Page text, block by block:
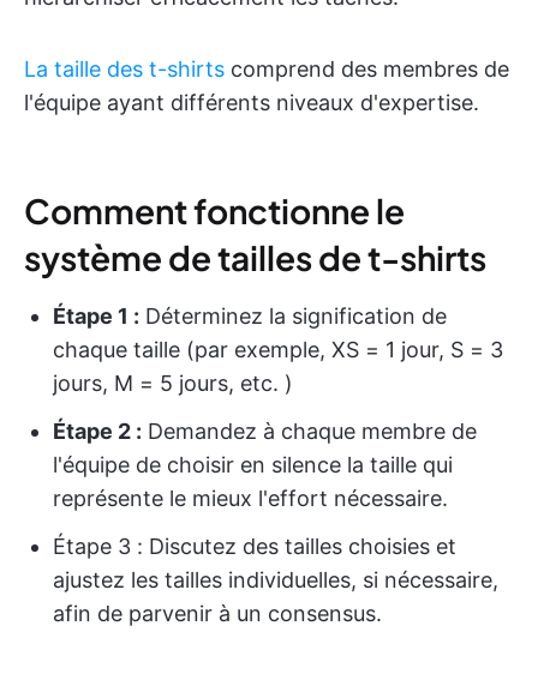
La taille des t-shirts comprend des membres de
l'équipe ayant différents niveaux d'expertise.
Comment fonctionne le
système de tailles de t-shirts
Étape 1 : Déterminez la signification de
chaque taille (par exemple, XS = 1 jour, S = 3
jours, M = 5 jours, etc. )
Étape 2 : Demandez à chaque membre de
l'équipe de choisir en silence la taille qui
représente le mieux l'effort nécessaire.
Étape 3 : Discutez des tailles choisies et
ajustez les tailles individuelles, si nécessaire,
afin de parvenir à un consensus.